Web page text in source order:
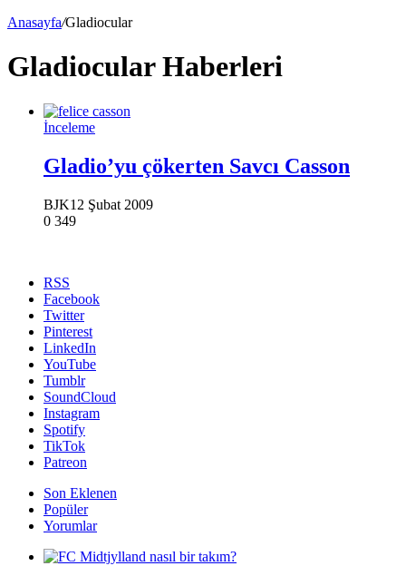
Anasayfa/Gladiocular
Gladiocular Haberleri
İnceleme
Gladio’yu çökerten Savcı Casson
BJK12 Şubat 2009
0 349
RSS
Facebook
Twitter
Pinterest
LinkedIn
YouTube
Tumblr
SoundCloud
Instagram
Spotify
TikTok
Patreon
Son Eklenen
Popüler
Yorumlar